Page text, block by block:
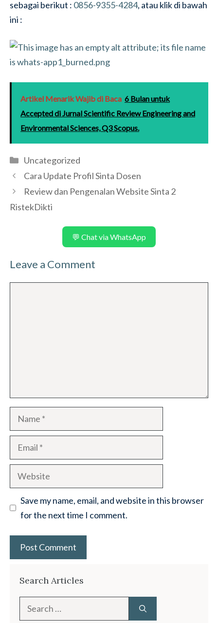
sebagai berikut : 0856-9355-4284, atau klik di bawah
ini :
Artikel Menarik Wajib di Baca 6 Bulan untuk
Accepted di Jurnal Scientific Review Engineering and
Environmental Sciences, Q3 Scopus.
Categories
Uncategorized
Cara Update Profil Sinta Dosen
Review dan Pengenalan Website Sinta 2
RistekDikti
💬 Chat via WhatsApp
Leave a Comment
Name
Email
Website
Save my name, email, and website in this browser
for the next time I comment.
Search Articles